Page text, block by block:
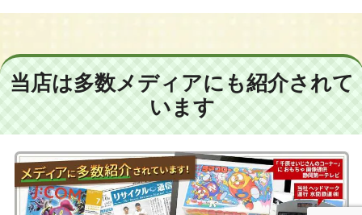
当店は多数メディアにも紹介されて
います